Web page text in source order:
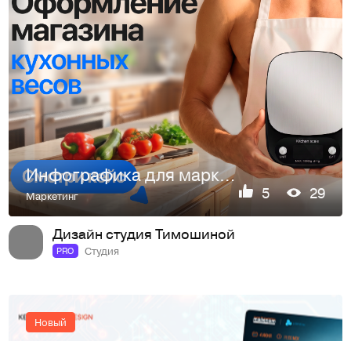
Инфографика для маркетплейсов. Карточка товара WB/Ozon
Маркетинг 5 29
Дизайн студия Тимошиной
PRO Студия
Новый